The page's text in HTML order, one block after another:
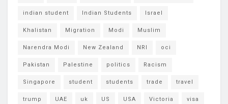
indian student Indian Students Israel
Khalistan Migration Modi Muslim
Narendra Modi New Zealand NRI oci
Pakistan Palestine politics Racism
Singapore student students trade travel
trump UAE uk US USA Victoria visa